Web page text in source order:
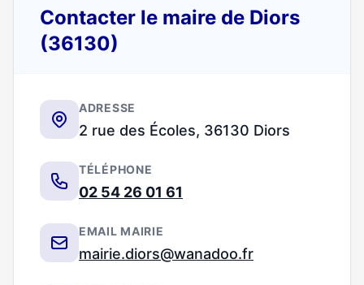
Contacter le maire de Diors
(36130)
ADRESSE
2 rue des Écoles, 36130 Diors
TÉLÉPHONE
02 54 26 01 61
EMAIL MAIRIE
mairie.diors@wanadoo.fr